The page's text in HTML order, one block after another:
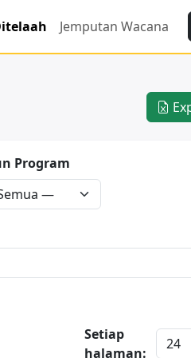
Jemputan Wacana
Program
Setiap
halaman: